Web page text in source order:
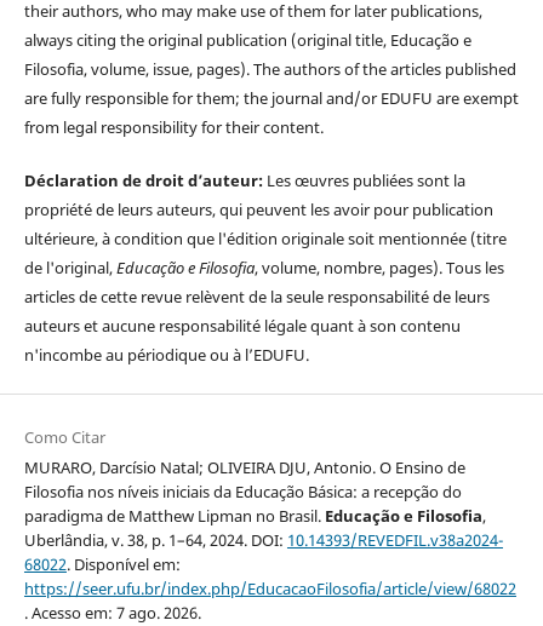
their authors, who may make use of them for later publications,
always citing the original publication (original title, Educação e
Filosofia, volume, issue, pages). The authors of the articles published
are fully responsible for them; the journal and/or EDUFU are exempt
from legal responsibility for their content.
Déclaration de droit d’auteur: Les œuvres publiées sont la
propriété de leurs auteurs, qui peuvent les avoir pour publication
ultérieure, à condition que l'édition originale soit mentionnée (titre
de l'original,Educação e Filosofia, volume, nombre, pages). Tous les
articles de cette revue relèvent de la seule responsabilité de leurs
auteurs et aucune responsabilité légale quant à son contenu
n'incombe au périodique ou à l’EDUFU.
Como Citar
MURARO, Darcísio Natal; OLIVEIRA DJU, Antonio. O Ensino de
Filosofia nos níveis iniciais da Educação Básica: a recepção do
paradigma de Matthew Lipman no Brasil. Educação e Filosofia,
Uberlândia, v. 38, p. 1–64, 2024. DOI: 10.14393/REVEDFIL.v38a2024-
68022. Disponível em:
https://seer.ufu.br/index.php/EducacaoFilosofia/article/view/68022
. Acesso em: 7 ago. 2026.